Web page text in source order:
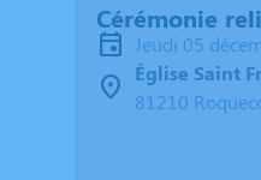
Cérémonie
jeudi 05
Église Saint
81210